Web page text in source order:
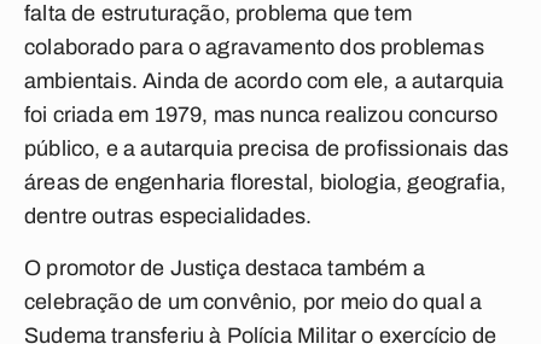
falta de estruturação, problema que tem
colaborado para o agravamento dos problemas
ambientais. Ainda de acordo com ele, a autarquia
foi criada em 1979, mas nunca realizou concurso
público, e a autarquia precisa de profissionais das
áreas de engenharia florestal, biologia, geografia,
dentre outras especialidades.
O promotor de Justiça destaca também a
celebração de um convênio, por meio do qual a
Sudema transferiu à Polícia Militar o exercício de